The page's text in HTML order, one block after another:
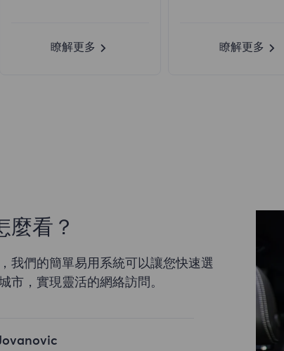
瞭解更多 瞭解更多
麼看？
我們的簡單易用系統可以讓您快速選
市，實現靈活的網絡訪問。